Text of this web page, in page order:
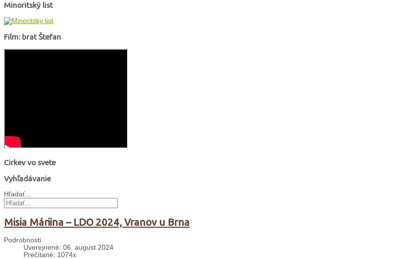
Minoritský list
Film: brat Štefan
Cirkev vo svete
Vyhľadávanie
Hľadať...
Misia Máriina – LDO 2024, Vranov u Brna
Podrobnosti
Uverejnené: 06. august 2024
Prečítané: 1074x